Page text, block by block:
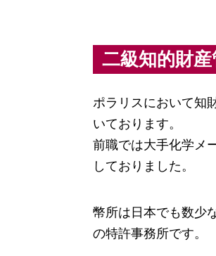
二級知的財
ポラリスにおいて知
いております。
前職では大手化学メ
しておりました。
幣所は日本でも数少
の特許事務所です。